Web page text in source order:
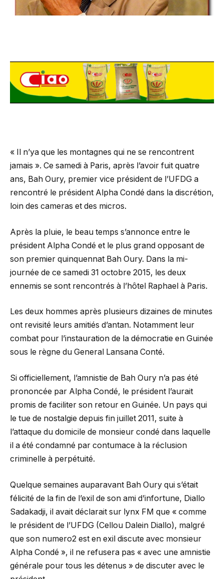
« Il n’ya que les montagnes qui ne se rencontrent
jamais ». Ce samedi à Paris, après l’avoir fuit quatre
ans, Bah Oury, premier vice président de l’UFDG a
rencontré le président Alpha Condé dans la discrétion,
loin des cameras et des micros.
Après la pluie, le beau temps s’annonce entre le
président Alpha Condé et le plus grand opposant de
son premier quinquennat Bah Oury. Dans la mi-
journée de ce samedi 31 octobre 2015, les deux
ennemis se sont rencontrés à l’hôtel Raphael à Paris.
Les deux hommes après plusieurs dizaines de minutes
ont revisité leurs amitiés d’antan. Notamment leur
combat pour l’instauration de la démocratie en Guinée
sous le règne du General Lansana Conté.
Si officiellement, l’amnistie de Bah Oury n’a pas été
prononcée par Alpha Condé, le président l’aurait
promis de faciliter son retour en Guinée. Un pays qui
le tue de nostalgie depuis fin juillet 2011, suite à
l’attaque du domicile de monsieur condé dans laquelle
il a été condamné par contumace à la réclusion
criminelle à perpétuité.
Quelque semaines auparavant Bah Oury qui s’était
félicité de la fin de l’exil de son ami d’infortune, Diallo
Sadakadji, il avait déclarait sur lynx FM que « comme
le président de l’UFDG (Cellou Dalein Diallo), malgré
que son numero2 est en exil discute avec monsieur
Alpha Condé », il ne refusera pas « avec une amnistie
générale pour tous les détenus » de discuter avec le